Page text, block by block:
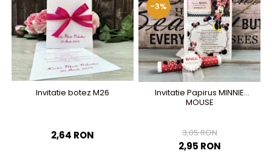
Invitatie botez M26
2,64 RON
-3%
Invitatie Papirus MINNIE
MOUSE
3,05 RON
2,95 RON